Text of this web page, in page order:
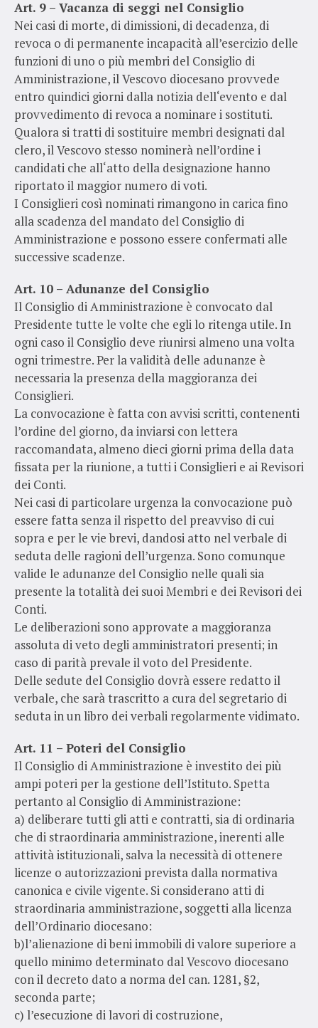
Art. 9 – Vacanza di seggi nel Consiglio
Nei casi di morte, di dimissioni, di decadenza, di
revoca o di permanente incapacità all’esercizio delle
funzioni di uno o più membri del Consiglio di
Amministrazione, il Vescovo diocesano provvede
entro quindici giorni dalla notizia dell‘evento e dal
provvedimento di revoca a nominare i sostituti.
Qualora si tratti di sostituire membri designati dal
clero, il Vescovo stesso nominerà nell’ordine i
candidati che all‘atto della designazione hanno
riportato il maggior numero di voti.
I Consiglieri così nominati rimangono in carica fino
alla scadenza del manda­to del Consiglio di
Amministrazione e possono essere confermati alle
successive scadenze.
Art. 10 – Adunanze del Consiglio
Il Consiglio di Amministrazione è convocato dal
Presidente tutte le volte che egli lo ritenga utile. In
ogni caso il Consiglio deve riunirsi almeno una volta
ogni trimestre. Per la validità delle adunanze è
necessaria la presenza della maggioranza dei
Consiglieri.
La convocazione è fatta con avvisi scritti, contenenti
l’ordine del giorno, da inviarsi con lettera
raccomandata, almeno dieci giorni prima della data
fissata per la riunione, a tutti i Consiglieri e ai Revisori
dei Conti.
Nei casi di particolare urgenza la convocazione può
essere fatta senza il rispetto del preavviso di cui
sopra e per le vie brevi, dandosi atto nel verbale di
seduta delle ragioni dell’urgenza. Sono comunque
valide le adunanze del Consiglio nelle quali sia
presente la totalità dei suoi Membri e dei Revisori dei
Conti.
Le deliberazioni sono approvate a maggioranza
assoluta di veto degli amministratori presenti; in
caso di parità prevale il voto del Presidente.
Delle sedute del Consiglio dovrà essere redatto il
verbale, che sarà trascritto a cura del segretario di
seduta in un libro dei verbali regolarmente vidimato.
Art. 11 – Poteri del Consiglio
Il Consiglio di Amministrazione è investito dei più
ampi poteri per la gestione dell’Istituto. Spetta
pertanto al Consiglio di Amministrazione:
a) deliberare tutti gli atti e contratti, sia di ordinaria
che di straordinaria amministrazione, inerenti alle
attività istituzionali, salva la necessità di ottenere
licenze o autorizzazioni prevista dalla normativa
canonica e civile vigente. Si considerano atti di
straordinaria amministrazione, soggetti alla licenza
dell’Ordinario diocesano:
b)l’alienazione di beni immobili di valore superiore a
quello minimo determinato dal Vescovo diocesano
con il decreto dato a norma del can. 1281, §2,
seconda parte;
c) l’esecuzione di lavori di costruzione,